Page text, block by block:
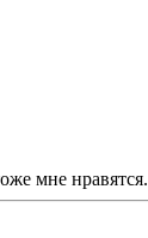
мне нравятся.